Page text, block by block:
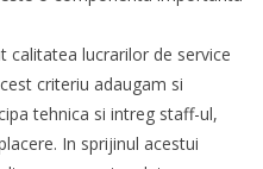
calitatea lucrarilor de service
criteriu adaugam si
tehnica si intreg staff-ul,
In sprijinul acestui